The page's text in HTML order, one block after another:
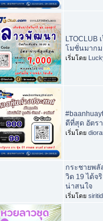
LTOCLUB
โมชั่นมาก
เริ่มโดย
ดีที่สุด อัตร
เริ่มโดย
กระชายพลั
วิด 19 ได้จ
น่าสนใจ
เริ่มโดย